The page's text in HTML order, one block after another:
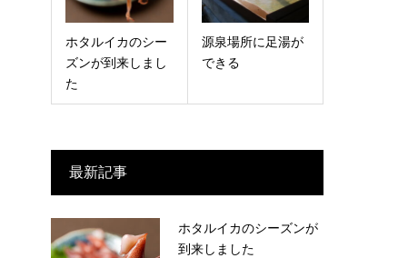
ホタルイカのシー
ズンが到来しまし
た
源泉場所に足湯が
できる
最新記事
ホタルイカのシーズンが
到来しました